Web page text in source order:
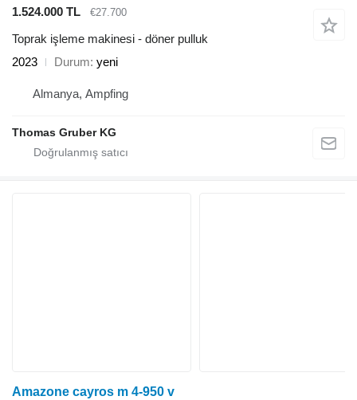
1.524.000 TL
€27.700
Toprak işleme makinesi - döner pulluk
2023
Durum yeni
Almanya, Ampfing
Thomas Gruber KG
Amazone cayros m 4-950 v